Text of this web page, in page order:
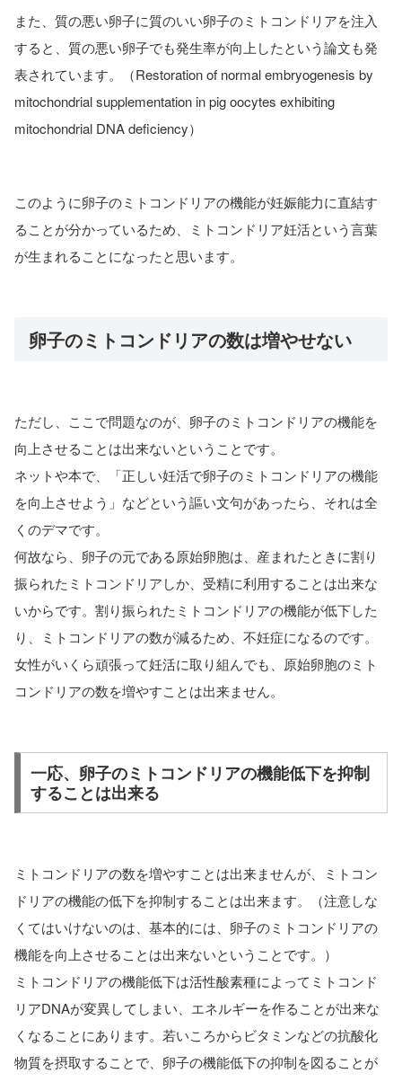
また、質の悪い卵子に質のいい卵子のミトコンドリアを注入
すると、質の悪い卵子でも発生率が向上したという論文も発
表されています。（Restoration of normal embryogenesis by
mitochondrial supplementation in pig oocytes exhibiting
mitochondrial DNA deficiency）
このように卵子のミトコンドリアの機能が妊娠能力に直結す
ることが分かっているため、ミトコンドリア妊活という言葉
が生まれることになったと思います。
卵子のミトコンドリアの数は増やせない
ただし、ここで問題なのが、卵子のミトコンドリアの機能を
向上させることは出来ないということです。
ネットや本で、「正しい妊活で卵子のミトコンドリアの機能
を向上させよう」などという謳い文句があったら、それは全
くのデマです。
何故なら、卵子の元である原始卵胞は、産まれたときに割り
振られたミトコンドリアしか、受精に利用することは出来な
いからです。割り振られたミトコンドリアの機能が低下した
り、ミトコンドリアの数が減るため、不妊症になるのです。
女性がいくら頑張って妊活に取り組んでも、原始卵胞のミト
コンドリアの数を増やすことは出来ません。
一応、卵子のミトコンドリアの機能低下を抑制
することは出来る
ミトコンドリアの数を増やすことは出来ませんが、ミトコン
ドリアの機能の低下を抑制することは出来ます。（注意しな
くてはいけないのは、基本的には、卵子のミトコンドリアの
機能を向上させることは出来ないということです。）
ミトコンドリアの機能低下は活性酸素種によってミトコンド
リアDNAが変異してしまい、エネルギーを作ることが出来な
くなることにあります。若いころからビタミンなどの抗酸化
物質を摂取することで、卵子の機能低下の抑制を図ることが